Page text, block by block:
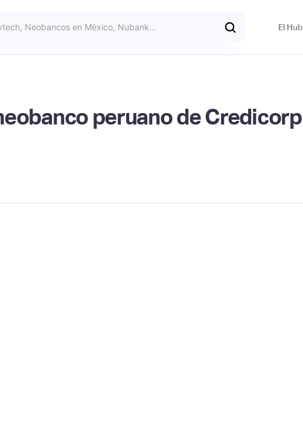
El Hub
peruano de Credicorp